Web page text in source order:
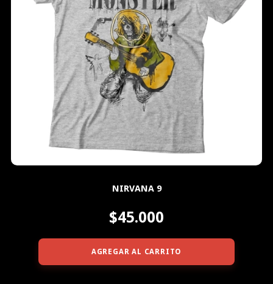
NIRVANA 9
$45.000
AGREGAR AL CARRITO